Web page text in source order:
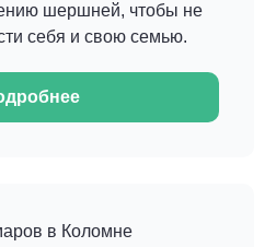
шершней, чтобы не
себя и свою семью.